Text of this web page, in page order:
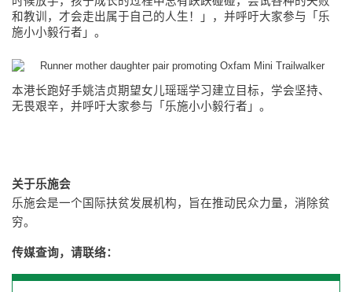
和教训，才会走出属于自己的人生！」，并呼吁大家参与「乐
施小小毅行者」。
本港长跑好手姚洁贞期望女儿瑶瑶学习建立目标，学会坚持、
无畏艰辛，并呼吁大家参与「乐施小小毅行者」。
关于乐施会
乐施会是一个国际扶贫发展机构，旨在推动民众力量，消除贫
穷。
传媒查询，请联络：